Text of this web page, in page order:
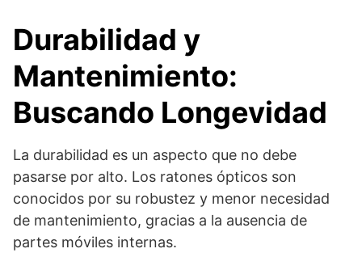
Durabilidad y
Mantenimiento:
Buscando Longevidad
La durabilidad es un aspecto que no debe
pasarse por alto. Los ratones ópticos son
conocidos por su robustez y menor necesidad
de mantenimiento, gracias a la ausencia de
partes móviles internas.